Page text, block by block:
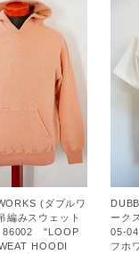
(ダブルワ
みスウェット
86002 "LOOP
HOODI
ーク
05-
フホ